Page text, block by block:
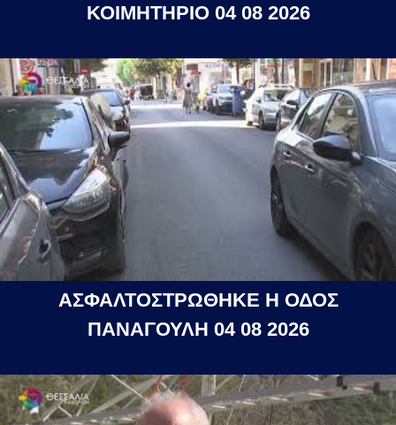
ΚΟΙΜΗΤΗΡΙΟ 04 08 2026
ΑΣΦΑΛΤΟΣΤΡΩΘΗΚΕ Η ΟΔΟΣ
ΠΑΝΑΓΟΥΛΗ 04 08 2026